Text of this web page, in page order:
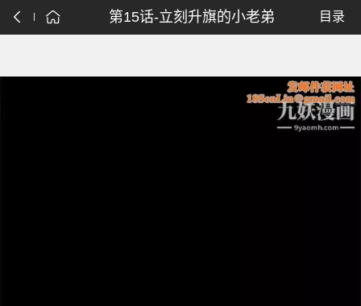
第15话-立刻升旗的小老弟 目录